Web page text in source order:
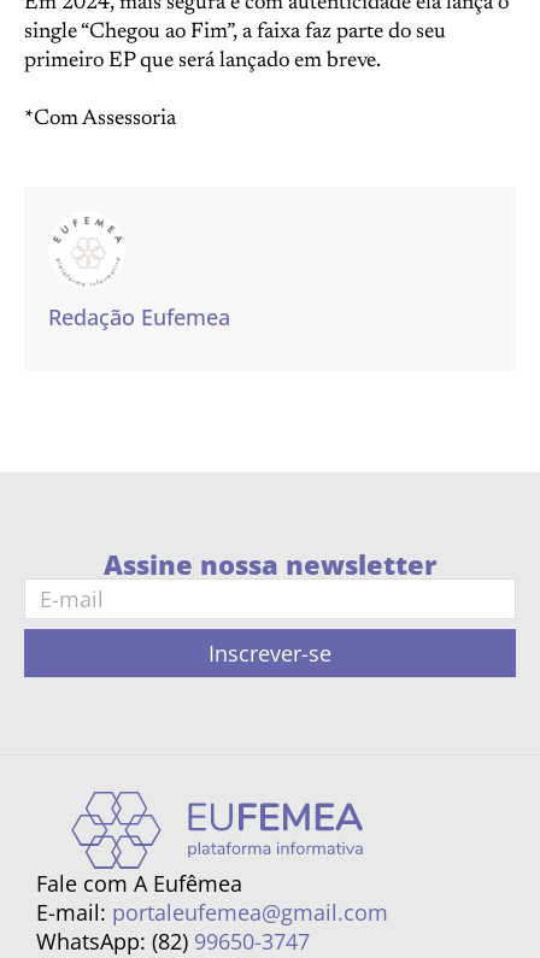
single “Chegou ao Fim”, a faixa faz parte do seu
primeiro EP que será lançado em breve.
*Com Assessoria
Redação Eufemea
Assine nossa newsletter
Inscrever-se
Fale com A Eufêmea
E-mail: portaleufemea@gmail.com
WhatsApp: (82) 99650-3747